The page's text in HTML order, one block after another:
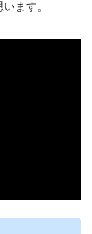
ます。